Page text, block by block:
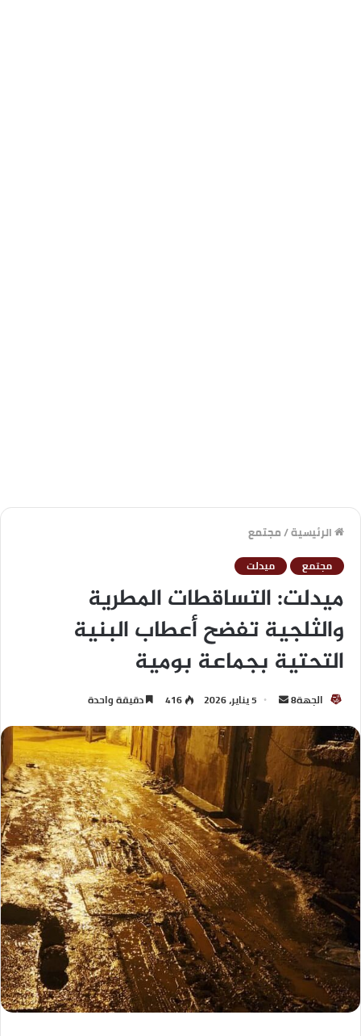
الرئيسية/مجتمع
مجتمع ميدلت
ميدلت: التساقطات المطرية
والثلجية تفضح أعطاب البنية
التحتية بجماعة بومية
الجهة8 5 يناير، 2026 416 دقيقة واحدة